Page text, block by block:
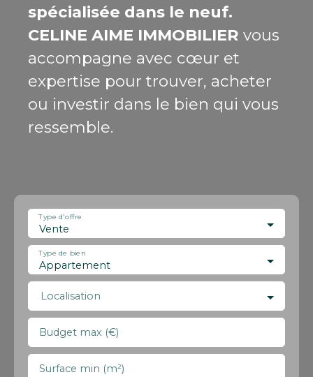
spécialisée dans le neuf.
CELINE AIME IMMOBILIER vous
accompagne avec cœur et
expertise pour trouver, acheter
ou investir dans le bien qui vous
ressemble.
Vente
Type d'offre
Appartement
Type de bien
Localisation
Budget max (€)
Surface min (m²)